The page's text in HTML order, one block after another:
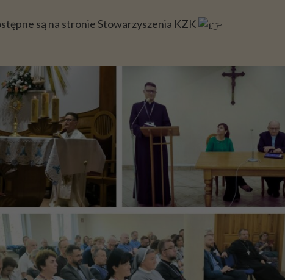
są na stronie Stowarzyszenia KZK
Konieczne
Te pliki cookie
nie są